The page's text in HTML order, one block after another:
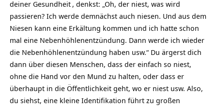
deiner Gesundheit , denkst: „Oh, der niest, was wird
passieren? Ich werde demnächst auch niesen. Und aus dem
Niesen kann eine Erkältung kommen und ich hatte schon
mal eine Nebenhöhlenentzündung. Dann werde ich wieder
die Nebenhöhlenentzündung haben usw.“ Du ärgerst dich
dann über diesen Menschen, dass der einfach so niest,
ohne die Hand vor den Mund zu halten, oder dass er
überhaupt in die Öffentlichkeit geht, wo er niest usw. Also,
du siehst, eine kleine Identifikation führt zu großen